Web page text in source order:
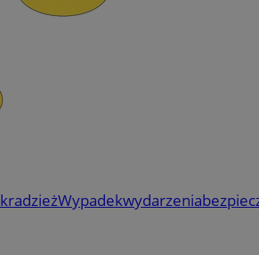
kradzieżWypadekwydarzenia